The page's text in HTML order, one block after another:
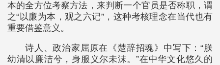
本的全方位考察方法，来判断一个官员是否称职，谓
之“以廉为本，观之六记”，这种考核理念在当代也有
重要借鉴意义。
诗人、政治家屈原在《楚辞招魂》中写下：“朕
幼清以廉洁兮，身服义尔未沫。”在中华文化悠久的